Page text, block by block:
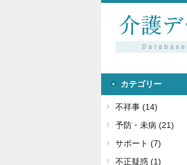
カテゴリー
不祥事 (14)
予防・未病 (21)
サポート (7)
不正疑惑 (1)